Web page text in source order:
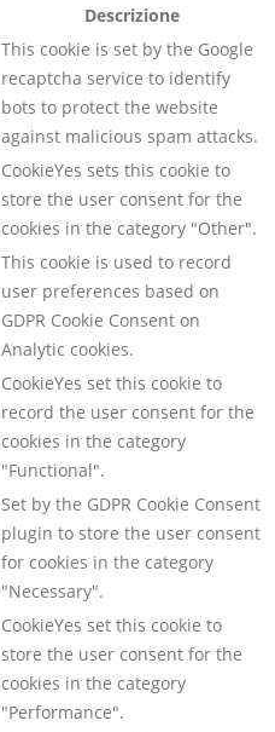
Descrizione
This cookie is set by the Google
recaptcha service to identify
bots to protect the website
against malicious spam attacks.
CookieYes sets this cookie to
store the user consent for the
cookies in the category "Other".
This cookie is used to record
user preferences based on
GDPR Cookie Consent on
Analytic cookies.
CookieYes set this cookie to
record the user consent for the
cookies in the category
"Functional".
Set by the GDPR Cookie Consent
plugin to store the user consent
for cookies in the category
"Necessary".
CookieYes set this cookie to
store the user consent for the
cookies in the category
"Performance".